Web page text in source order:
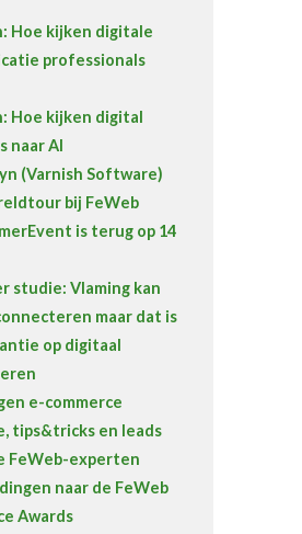
Hoe kijken digitale
professionals
Hoe kijken digital
naar AI
(Varnish Software)
bij FeWeb
is terug op 14
studie: Vlaming kan
maar dat is
op digitaal
e-commerce
tips&tricks en leads
FeWeb-experten
naar de FeWeb
Awards
Toolbox
Over FeWeb
Lid worden